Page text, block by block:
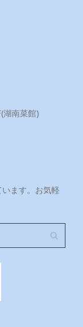
湖南菜館)
ます。お気軽